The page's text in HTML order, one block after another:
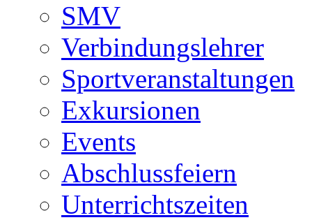
SMV
Verbindungslehrer
Sportveranstaltungen
Exkursionen
Events
Abschlussfeiern
Unterrichtszeiten